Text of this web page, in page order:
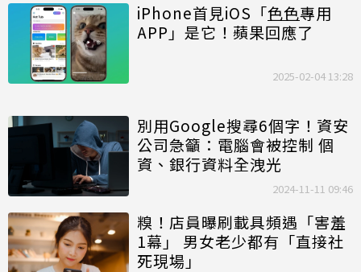
iPhone首見iOS「色色專用
APP」是它！蘋果回應了
2025-02-04 13:28
別用Google搜尋6個字！資安
公司急籲：電腦會被控制 個
資、銀行資料全洩光
2024-11-11 09:46
糗！店員曝刷載具頻遇「害羞
1幕」 男女老少都有「直接社
死現場」